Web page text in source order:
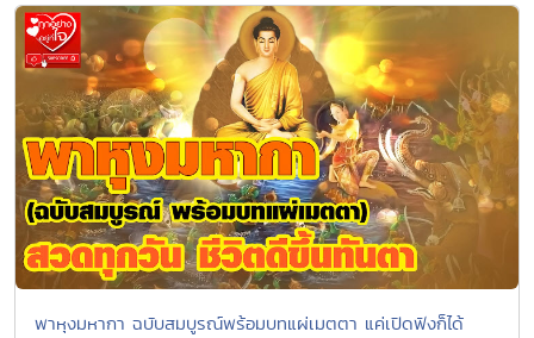
พาหุงมหากา ฉบับสมบูรณ์พร้อมบทแผ่เมตตา แค่เปิดฟังก็ได้